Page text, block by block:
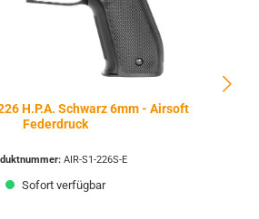
H.P.A. Schwarz 6mm - Airsoft
Federdruck
AIR-S1-226S-E
Sofort verfügbar